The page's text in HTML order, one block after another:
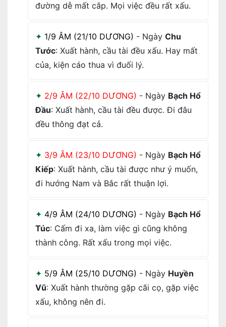
đường dễ mất cắp. Mọi việc đều rất xấu.
1/9 ÂM (21/10 DƯƠNG) - Ngày Chu
Tước: Xuất hành, cầu tài đều xấu. Hay mất
của, kiện cáo thua vì đuối lý.
2/9 ÂM (22/10 DƯƠNG) - Ngày Bạch Hổ
Đầu: Xuất hành, cầu tài đều được. Đi đâu
đều thông đạt cả.
3/9 ÂM (23/10 DƯƠNG) - Ngày Bạch Hổ
Kiếp: Xuất hành, cầu tài được như ý muốn,
đi hướng Nam và Bắc rất thuận lợi.
4/9 ÂM (24/10 DƯƠNG) - Ngày Bạch Hổ
Túc: Cấm đi xa, làm việc gì cũng không
thành công. Rất xấu trong mọi việc.
5/9 ÂM (25/10 DƯƠNG) - Ngày Huyền
Vũ: Xuất hành thường gặp cãi cọ, gặp việc
xấu, không nên đi.